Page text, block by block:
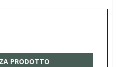
PRODOTTO